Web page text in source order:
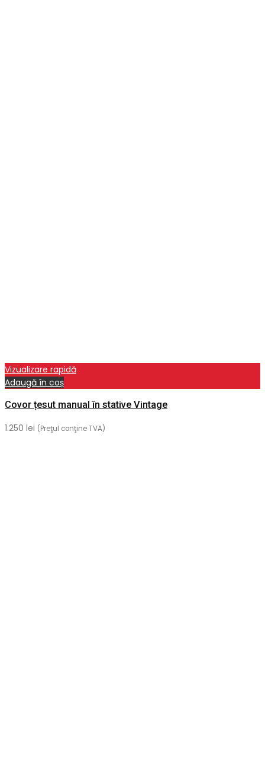
Vizualizare rapidă
Adaugă în coș
Covor țesut manual în stative Vintage
1.250 lei (Preţul conţine TVA)